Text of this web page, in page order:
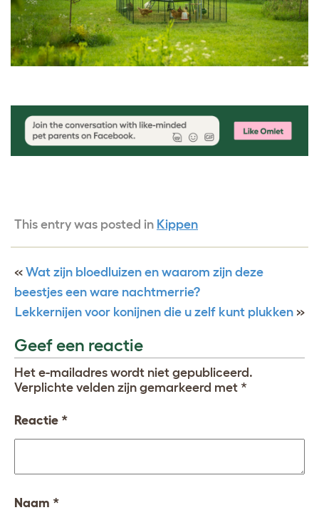
This entry was posted in Kippen
« Wat zijn bloedluizen en waarom zijn deze
beestjes een ware nachtmerrie?
Lekkernijen voor konijnen die u zelf kunt plukken »
Geef een reactie
Het e-mailadres wordt niet gepubliceerd.
Verplichte velden zijn gemarkeerd met *
Reactie *
Naam *